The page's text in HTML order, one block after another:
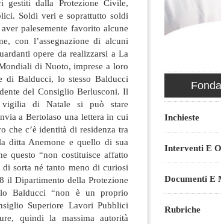
dalla Protezione Civile,
Soldi veri e soprattutto soldi
palesemente favorito alcune
con l’assegnazione di alcuni
opere da realizzarsi a La
di Nuoto, imprese a loro
di Balducci, lo stesso Balducci
del Consiglio Berlusconi. Il
vigilia di Natale si può stare
a Bertolaso una lettera in cui
che c’è identità di residenza tra
ditta Anemone e quello di sua
questo “non costituisce affatto
sorta né tanto meno di curiosi
il Dipartimento della Protezione
Balducci “non è un proprio
Superiore Lavori Pubblici
quindi la massima autorità
Inchieste
Interventi E
Documenti E
Rubriche